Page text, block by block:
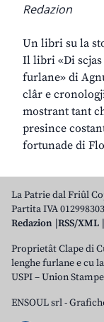
Redazion
Un libri su la
Il libri «Di
furlane» di
clâr e
mostrant tant
presince
fortunade di
La Patrie dal Friûl
Partita IVA
Redazion RSS/XML
Proprietât Clape di
lenghe furlane e cu
USPI – Union
ENSOUL srl-